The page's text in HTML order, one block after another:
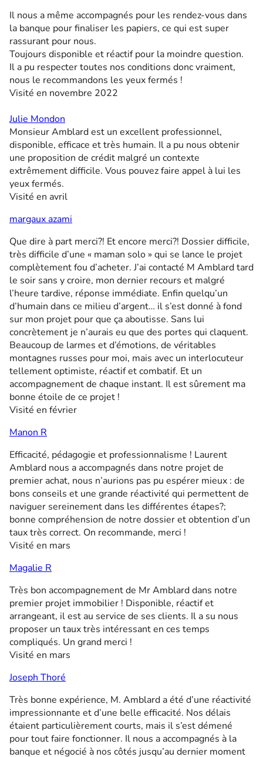
Il nous a même accompagnés pour les rendez-vous dans
la banque pour finaliser les papiers, ce qui est super
rassurant pour nous.
Toujours disponible et réactif pour la moindre question.
Il a pu respecter toutes nos conditions donc vraiment,
nous le recommandons les yeux fermés !
Visité en novembre 2022
Julie Mondon
Monsieur Amblard est un excellent professionnel,
disponible, efficace et très humain. Il a pu nous obtenir
une proposition de crédit malgré un contexte
extrêmement difficile. Vous pouvez faire appel à lui les
yeux fermés.
Visité en avril
margaux azami
Que dire à part merci?! Et encore merci?! Dossier difficile,
très difficile d’une « maman solo » qui se lance le projet
complètement fou d’acheter. J’ai contacté M Amblard tard
le soir sans y croire, mon dernier recours et malgré
l’heure tardive, réponse immédiate. Enfin quelqu’un
d’humain dans ce milieu d’argent… il s’est donné à fond
sur mon projet pour que ça aboutisse. Sans lui
concrètement je n’aurais eu que des portes qui claquent.
Beaucoup de larmes et d’émotions, de véritables
montagnes russes pour moi, mais avec un interlocuteur
tellement optimiste, réactif et combatif. Et un
accompagnement de chaque instant. Il est sûrement ma
bonne étoile de ce projet !
Visité en février
Manon R
Efficacité, pédagogie et professionnalisme ! Laurent
Amblard nous a accompagnés dans notre projet de
premier achat, nous n’aurions pas pu espérer mieux : de
bons conseils et une grande réactivité qui permettent de
naviguer sereinement dans les différentes étapes?;
bonne compréhension de notre dossier et obtention d’un
taux très correct. On recommande, merci !
Visité en mars
Magalie R
Très bon accompagnement de Mr Amblard dans notre
premier projet immobilier ! Disponible, réactif et
arrangeant, il est au service de ses clients. Il a su nous
proposer un taux très intéressant en ces temps
compliqués. Un grand merci !
Visité en mars
Joseph Thoré
Très bonne expérience, M. Amblard a été d’une réactivité
impressionnante et d’une belle efficacité. Nos délais
étaient particulièrement courts, mais il s’est démené
pour tout faire fonctionner. Il nous a accompagnés à la
banque et négocié à nos côtés jusqu’au dernier moment